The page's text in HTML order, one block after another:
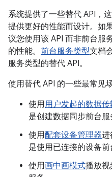
系统提供了一些替代 API，
提供更好的性能而设计。如
议您使用该 API 而非前台服
的性能。 前台服务类型文档
服务类型的替代 API。
使用替代 API 的一些最常见
使用用户发起的数据传
是创建数据同步前台服
使用配套设备管理器进
是使用已连接的设备前
使用画中画模式播放视